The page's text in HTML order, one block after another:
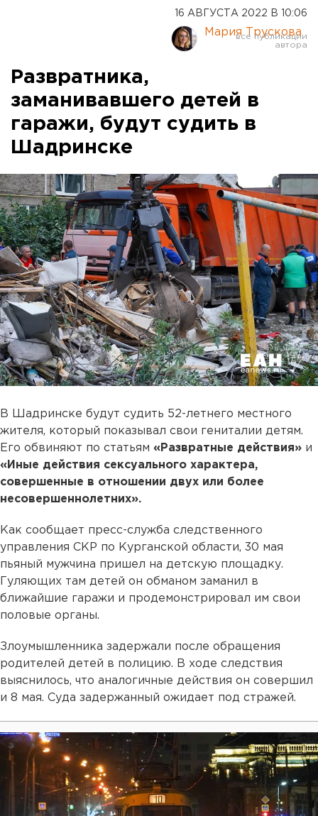
16 АВГУСТА 2022 В 10:06
Мария Трускова
Развратника,
заманивавшего детей в
гаражи, будут судить в
Шадринске
В Шадринске будут судить 52-летнего местного
жителя, который показывал свои гениталии детям.
Его обвиняют по статьям «Развратные действия» и
«Иные действия сексуального характера,
совершенные в отношении двух или более
несовершеннолетних».
Как сообщает пресс-служба следственного
управления СКР по Курганской области, 30 мая
пьяный мужчина пришел на детскую площадку.
Гуляющих там детей он обманом заманил в
ближайшие гаражи и продемонстрировал им свои
половые органы.
Злоумышленника задержали после обращения
родителей детей в полицию. В ходе следствия
выяснилось, что аналогичные действия он совершил
и 8 мая. Суда задержанный ожидает под стражей.